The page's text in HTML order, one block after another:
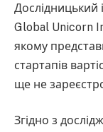
Дослідницький
Global Unicorn
якому
стартапів
ще не
Згідно з